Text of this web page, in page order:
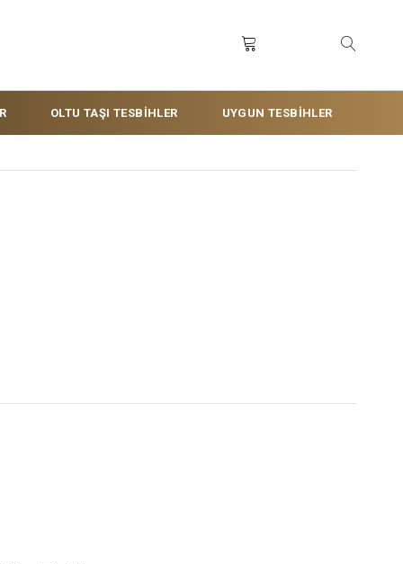
OLTU TAŞI TESBİHLER UYGUN TESBİHLER